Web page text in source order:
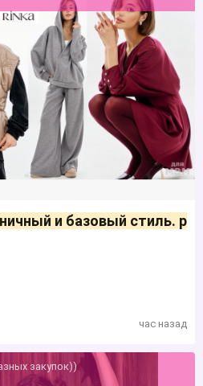
и базовый стиль. р
час назад
закупок))